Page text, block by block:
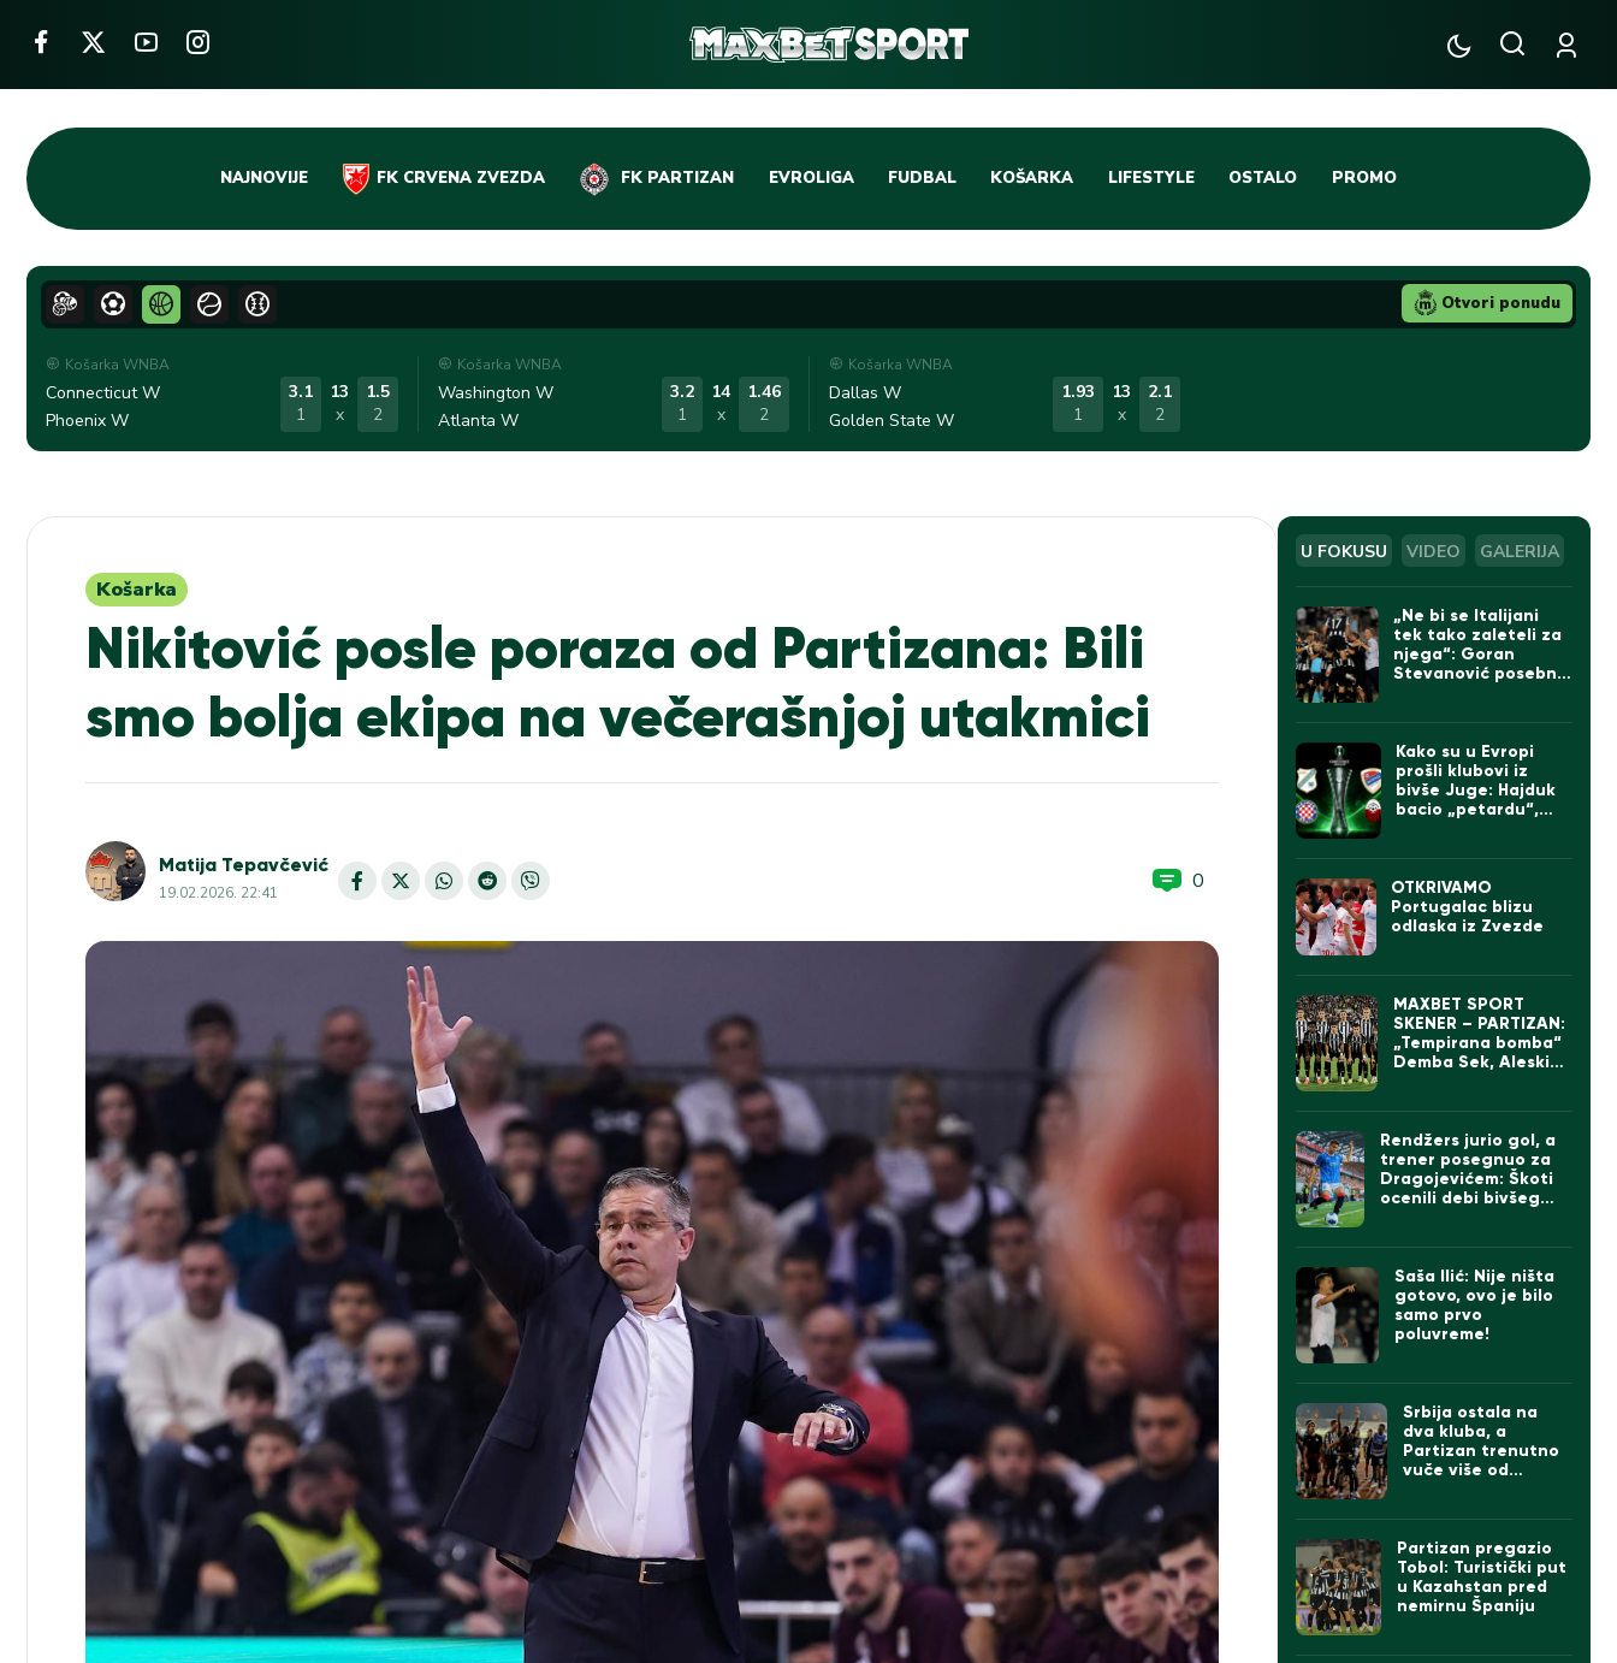
Skip
content
NAJNOVIJE FK CRVENA ZVEZDA FK PARTIZAN EVROLIGA FUDBAL
DOMAĆI FUDBAL
LIGE PETICE
OSTALE LIGE
KOŠARKA
EVROLIGA
ABA LIGA
REPREZENTATIVNA KOŠARKA
LIFESTYLE OSTALO
TENIS
TIFO SCENA
PROMO
Košarka WNBA
Connecticut W
Phoenix W
3.1
1
13
x
1.5
2
Košarka WNBA
Washington W
Atlanta W
3.2
1
14
x
1.46
2
Košarka WNBA
Dallas W
Golden State W
1.93
1
13
x
2.1
2
Otvori ponudu
Košarka
Nikitović posle poraza od Partizana: Bili
smo bolja ekipa na večerašnjoj utakmici
Matija Tepavčević
19.02.2026. 22:41 0
U FOKUSU VIDEO GALERIJA
„Ne bi se Italijani
tek tako zaleteli za
njega“: Goran
Stevanović posebno
Kako su u Evropi
prošli klubovi iz
bivše Juge: Hajduk
bacio „petardu“,
OTKRIVAMO
Portugalac blizu
odlaska iz Zvezde
MAXBET SPORT
SKENER – PARTIZAN:
„Tempirana bomba“
Demba Sek, Aleskić
Rendžers jurio gol, a
trener posegnuo za
Dragojevićem: Škoti
ocenili debi bivšeg
Saša Ilić: Nije ništa
gotovo, ovo je bilo
samo prvo
poluvreme!
Srbija ostala na
dva kluba, a
Partizan trenutno
vuče više od
Partizan pregazio
Tobol: Turistički put
u Kazahstan pred
nemirnu Španiju